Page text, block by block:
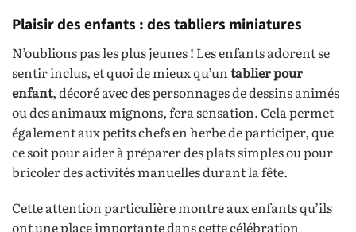
Plaisir des enfants : des tabliers miniatures
N’oublions pas les plus jeunes ! Les enfants adorent se
sentir inclus, et quoi de mieux qu’un tablier pour
enfant, décoré avec des personnages de dessins animés
ou des animaux mignons, fera sensation. Cela permet
également aux petits chefs en herbe de participer, que
ce soit pour aider à préparer des plats simples ou pour
bricoler des activités manuelles durant la fête.
Cette attention particulière montre aux enfants qu’ils
ont une place importante dans cette célébration